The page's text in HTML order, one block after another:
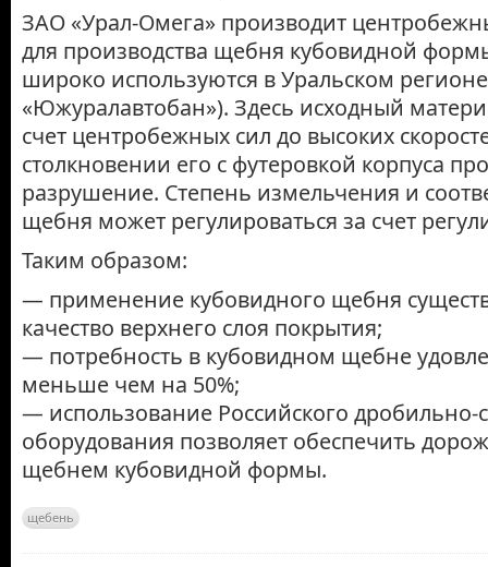
ЗАО «Урал-Омега» производит
для производства щебня кубовидной
широко используются в Уральском
«Южуралавтобан»). Здесь исходный
счет центробежных сил до высоких
столкновении его с футеровкой корпуса
разрушение. Степень измельчения и
щебня может регулироваться за счет
Таким образом:
— применение кубовидного щебня
качество верхнего слоя покрытия;
— потребность в кубовидном щебне
меньше чем на 50%;
— использование Российского дробильно-
оборудования позволяет обеспечить
щебнем кубовидной формы.
щебень